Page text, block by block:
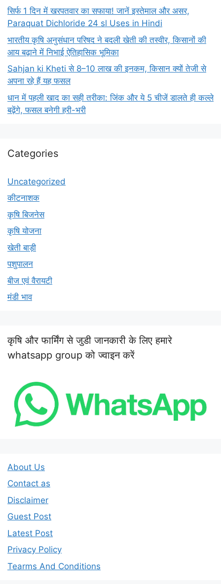
सिर्फ 1 दिन में खरपतवार का सफाया! जानें इस्तेमाल और असर,
Paraquat Dichloride 24 sl Uses in Hindi
भारतीय कृषि अनुसंधान परिषद ने बदली खेती की तस्वीर, किसानों की
आय बढ़ाने में निभाई ऐतिहासिक भूमिका
Sahjan ki Kheti से 8–10 लाख की इनकम, किसान क्यों तेजी से
अपना रहे हैं यह फसल
धान में पहली खाद का सही तरीका: जिंक और ये 5 चीजें डालते ही कल्ले
बढ़ेंगे, फसल बनेगी हरी-भरी
Categories
Uncategorized
कीटनाशक
कृषि बिजनेस
कृषि योजना
खेती बाड़ी
पशुपालन
बीज एवं वैरायटी
मंडी भाव
कृषि और फार्मिंग से जुडी जानकारी के लिए हमारे
whatsapp group को ज्वाइन करें
About Us
Contact as
Disclaimer
Guest Post
Latest Post
Privacy Policy
Tearms And Conditions